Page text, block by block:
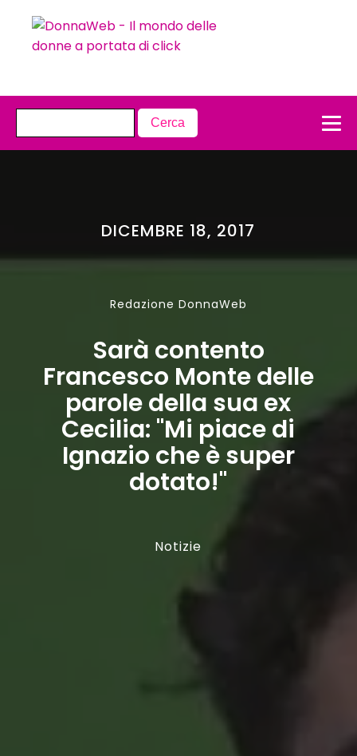
DICEMBRE 18, 2017
Redazione DonnaWeb
Sarà contento
Francesco Monte delle
parole della sua ex
Cecilia: "Mi piace di
Ignazio che è super
dotato!"
Notizie